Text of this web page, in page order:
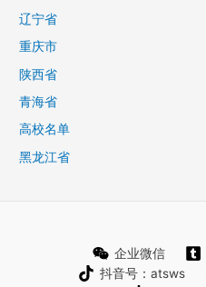
辽宁省
重庆市
陕西省
青海省
高校名单
黑龙江省
企业微信
抖音号：atsws